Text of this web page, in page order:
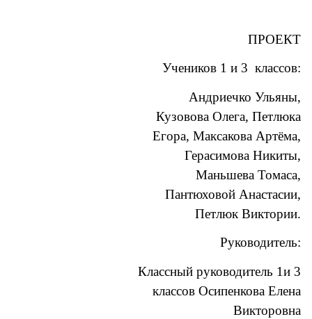
ПРОЕКТ
Учеников 1 и 3 классов:
Андриечко Ульяны,
Кузовова Олега, Петлюка
Егора, Максакова Артёма,
Герасимова Никиты,
Маньшева Томаса,
Пантюховой Анастасии,
Петлюк Виктории.
Руководитель:
Классный руководитель 1и 3
классов Осипенкова Елена
Викторовна